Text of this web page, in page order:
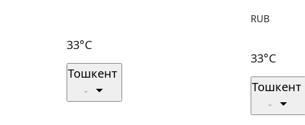
33°C
Тошкент
RUB
33°C
Тошкент